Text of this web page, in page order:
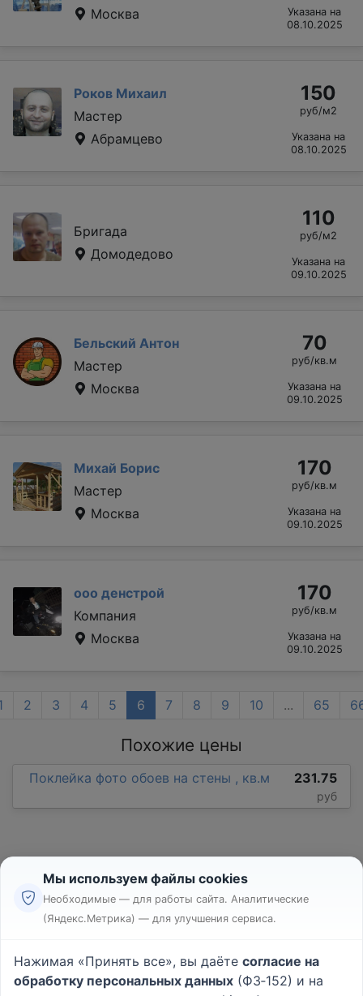
Москва
Указана на
08.10.2025
Роков Михаил
Мастер
Абрамцево
150
руб/м2
Указана на
08.10.2025
Бригада
Домодедово
110
руб/м2
Указана на
09.10.2025
Бельский Антон
Мастер
Москва
70
руб/кв.м
Указана на
09.10.2025
Михай Борис
Мастер
Москва
170
руб/кв.м
Указана на
09.10.2025
ооо денстрой
Компания
Москва
170
руб/кв.м
Указана на
09.10.2025
2 3 4 5 6 7 8 9 10 ... 65
Похожие цены
Поклейка фото обоев на стены , кв.м 231.75
руб
Реклама
Пользовательское соглашение
Политика конфиденциальности
Мы используем файлы cookies
Необходимые — для работы сайта. Аналитические
(Яндекс.Метрика) — для улучшения сервиса.
Нажимая «Принять все», вы даёте согласие на
обработку персональных данных (ФЗ‑152) и на